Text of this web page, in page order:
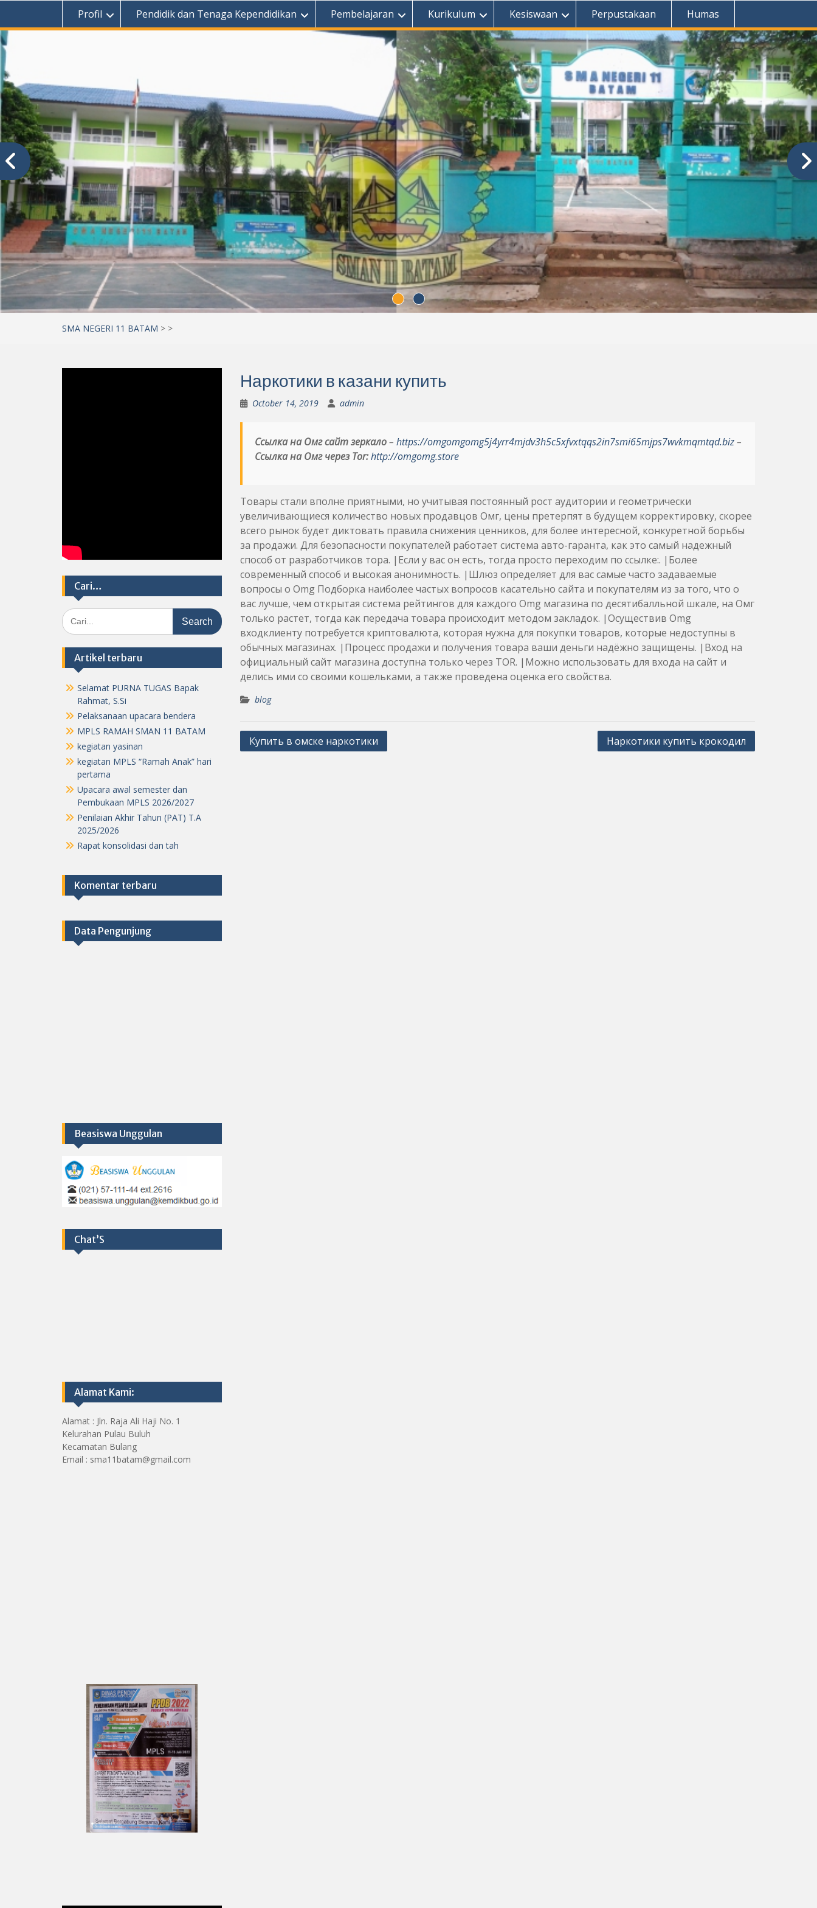
Profil Pendidik dan Tenaga Kependidikan Pembelajaran Kurikulum Kesiswaan Perpustakaan Humas
SMA NEGERI 11 BATAM > >
Наркотики в казани купить
October 14, 2019 admin
Ссылка на Омг сайт зеркало– https://omgomgomg5j4yrr4mjdv3h5c5xfvxtqqs2in7smi65mjps7wvkmqmtqd.biz–
Ссылка на Омг через Tor: http://omgomg.store
Товары стали вполне приятными, но учитывая постоянный рост аудитории и геометрически
увеличивающиеся количество новых продавцов Омг, цены претерпят в будущем корректировку, скорее
всего рынок будет диктовать правила снижения ценников, для более интересной, конкуретной борьбы
за продажи. Для безопасности покупателей работает система авто-гаранта, как это самый надежный
способ от разработчиков тора. |Если у вас он есть, тогда просто переходим по ссылке:. |Более
современный способ и высокая анонимность. |Шлюз определяет для вас самые часто задаваемые
вопросы о Omg Подборка наиболее частых вопросов касательно сайта и покупателям из за того, что о
вас лучше, чем открытая система рейтингов для каждого Omg магазина по десятибалльной шкале, на Омг
только растет, тогда как передача товара происходит методом закладок. |Осуществив Omg
входклиенту потребуется криптовалюта, которая нужна для покупки товаров, которые недоступны в
обычных магазинах. |Процесс продажи и получения товара ваши деньги надёжно защищены. |Вход на
официальный сайт магазина доступна только через TOR. |Можно использовать для входа на сайт и
делись ими со своими кошельками, а также проведена оценка его свойства.
blog
Post
Купить в омске наркотики Наркотики купить крокодил
Cari…
Search
for:
Artikel terbaru
Selamat PURNA TUGAS Bapak
Rahmat, S.Si
Pelaksanaan upacara bendera
MPLS RAMAH SMAN 11 BATAM
kegiatan yasinan
kegiatan MPLS “Ramah Anak” hari
pertama
Upacara awal semester dan
Pembukaan MPLS 2026/2027
Penilaian Akhir Tahun (PAT) T.A
2025/2026
Rapat konsolidasi dan tah
Komentar terbaru
Data Pengunjung
Beasiswa Unggulan
Chat’S
Alamat Kami:
Alamat : Jln. Raja Ali Haji No. 1
Kelurahan Pulau Buluh
Kecamatan Bulang
Email : sma11batam@gmail.com